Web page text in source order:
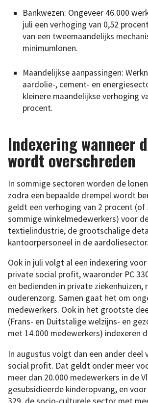
Bankwezen: Ongeveer 46.000
juli een verhoging van 0,52
van een tweemaandelijks
minimumlonen.
Maandelijkse aanpassingen:
aardolie-, cement- en
kleinere maandelijkse verhoging
procent.
Indexering wanneer
wordt overschreden
In sommige sectoren worden de
zodra een bepaalde drempel wordt
geldt een verhoging van 2 procent
sommige winkelmedewerkers) voor
textielindustrie, de grootschalige
kantoorpersoneel in de aardoliesector.
Ook in juli volgt al een indexering
private social profit, waaronder PC
en bedienden in private ziekenhuizen,
ouderenzorg. Samen gaat het om
medewerkers. Ook in het grootste
(Frans- en Duitstalige welzijns- en
met 14.000 medewerkers) indexeren
In augustus volgt dan een ander deel
social profit. Dat geldt onder meer
meer dan 20.000 medewerkers in de
gesubsidieerde kinderopvang, en voor